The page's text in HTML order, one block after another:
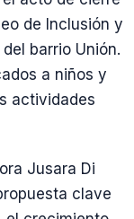
de Inclusión y
barrio Unión.
a niños y
actividades
Jusara Di
clave